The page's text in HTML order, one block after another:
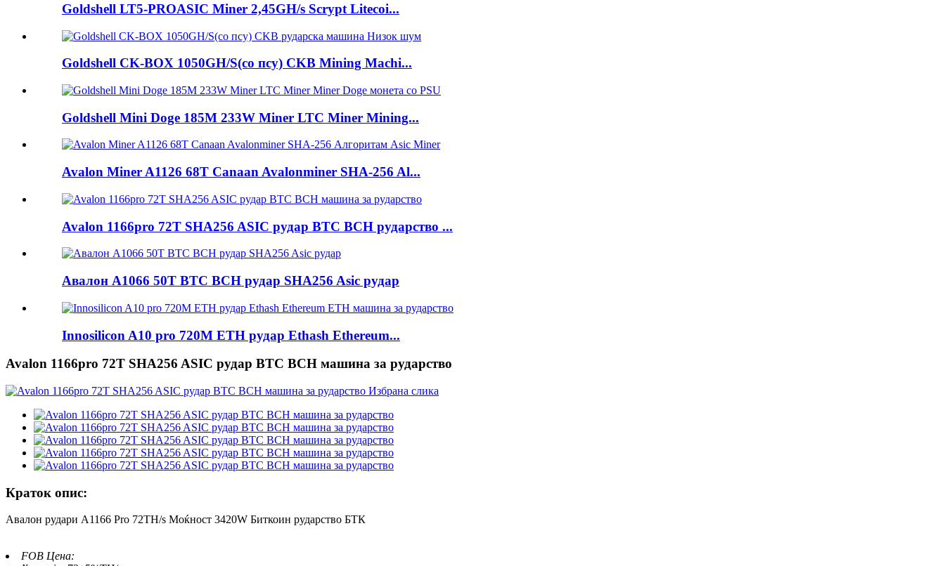
Goldshell LT5-PROASIC Miner 2,45GH/s Scrypt Litecoi...
Goldshell CK-BOX 1050GH/S(со псу) CKB Mining Machi...
Goldshell Mini Doge 185M 233W Miner LTC Miner Mining...
Avalon Miner A1126 68T Canaan Avalonminer SHA-256 Al...
Avalon 1166pro 72T SHA256 ASIC рудар BTC BCH рударство ...
Авалон A1066 50T BTC BCH рудар SHA256 Asic рудар
Innosilicon A10 pro 720M ETH рудар Ethash Ethereum...
Avalon 1166pro 72T SHA256 ASIC рудар BTC BCH машина за рударство
Краток опис:
Авалон рудари A1166 Pro 72TH/s Моќност 3420W Биткоин рударство БТК
FOB Цена: